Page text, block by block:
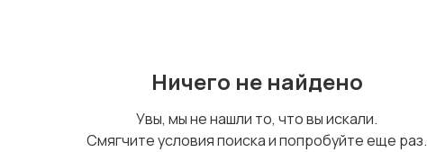
Ничего не найдено
Увы, мы не нашли то, что вы искали.
Смягчите условия поиска и попробуйте еще раз.